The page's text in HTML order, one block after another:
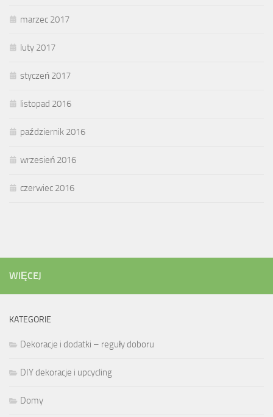
marzec 2017
luty 2017
styczeń 2017
listopad 2016
październik 2016
wrzesień 2016
czerwiec 2016
WIĘCEJ
KATEGORIE
Dekoracje i dodatki – reguły doboru
DIY dekoracje i upcycling
Domy